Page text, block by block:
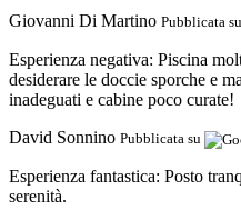
Giovanni Di Martino Pubblicata su
Esperienza negativa: Piscina
desiderare le doccie sporche e
inadeguati e cabine poco curate!
David Sonnino Pubblicata su
Esperienza fantastica: Posto
serenità.